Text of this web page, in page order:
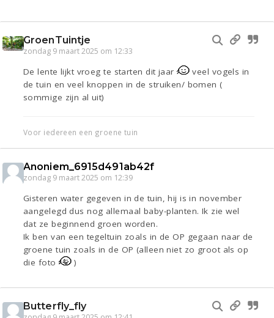
GroenTuintje
zondag 9 maart 2025 om 12:33
De lente lijkt vroeg te starten dit jaar
veel vogels in
de tuin en veel knoppen in de struiken/ bomen (
sommige zijn al uit)
Voor iedereen een groene tuin
Anoniem_6915d491ab42f
zondag 9 maart 2025 om 12:39
Gisteren water gegeven in de tuin, hij is in november
aangelegd dus nog allemaal baby-planten. Ik zie wel
dat ze beginnend groen worden.
Ik ben van een tegeltuin zoals in de OP gegaan naar de
groene tuin zoals in de OP (alleen niet zo groot als op
die foto
)
Butterfly_fly